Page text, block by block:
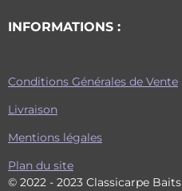
INFORMATIONS :
Conditions Générales de Vente
Livraison
Mentions légales
Plan du site
© 2022 - 2023 Classicarpe Baits